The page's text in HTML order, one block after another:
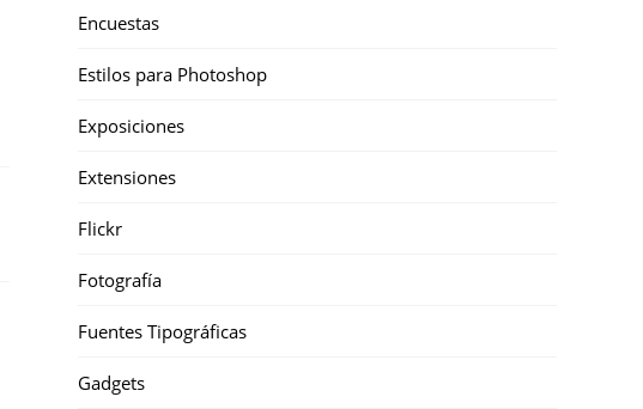
Encuestas
Estilos para Photoshop
Exposiciones
Extensiones
Flickr
Fotografía
Fuentes Tipográficas
Gadgets